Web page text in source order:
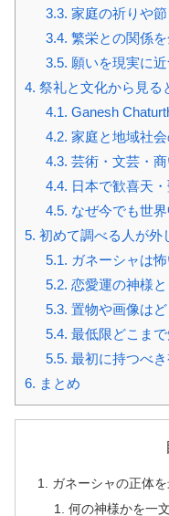
3.3. 家庭の祈りや
3.4. 繁栄との関係
3.5. 願いを現実に
4. 祭礼と文化から見る
4.1. Ganesh
4.2. 家庭と地域社
4.3. 芸術・文芸・
4.4. 日本で歓喜天
4.5. なぜ今でも世
5. 初めて調べる人が外
5.1. ガネーシャは
5.2. 恋愛運の神様
5.3. 置物や画像は
5.4. 最低限どこま
5.5. 最初に持つべ
6. まとめ
ガネーシャの正体
何の神様かを一